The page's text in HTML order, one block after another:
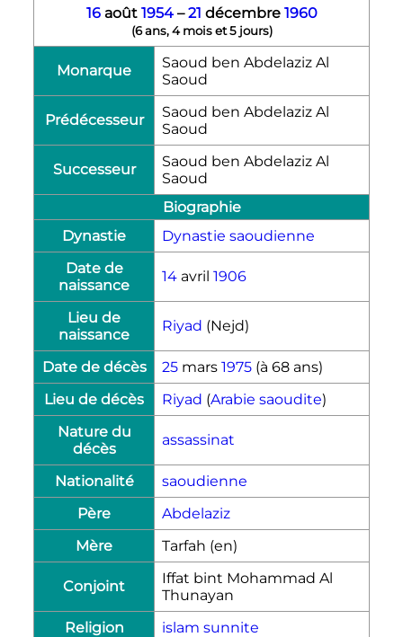
16août 1954–21 décembre 1960
(6 ans, 4 mois et 5 jours)
Monarque
Saoud ben Abdelaziz Al
Saoud
Prédécesseur
Saoud ben Abdelaziz Al
Saoud
Successeur
Saoud ben Abdelaziz Al
Saoud
Biographie
Dynastie
Dynastie saoudienne
Date de
naissance
14 avril 1906
Lieu de
naissance
Riyad (Nejd)
Date de décès 25 mars 1975 (à 68 ans)
Lieu de décès
Riyad (Arabie saoudite)
Nature du
décès
assassinat
Nationalité
saoudienne
Père
Abdelaziz
Mère
Tarfah (en)
Conjoint
Iffat bint Mohammad Al
Thunayan
Religion
islam sunnite